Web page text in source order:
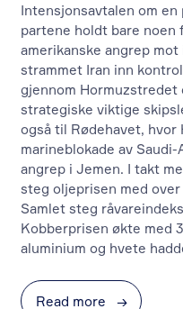
Intensjonsavtalen om
partene holdt bare noen
amerikanske angrep
strammet Iran inn
gjennom
strategiske viktige
også til Rødehavet,
marineblokade av
angrep i Jemen. I takt
steg oljeprisen med
Samlet steg
Kobberprisen økte med
aluminium og hvete
Read more →